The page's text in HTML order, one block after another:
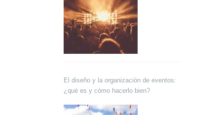
El diseño y la organización de eventos:
¿qué es y cómo hacerlo bien?